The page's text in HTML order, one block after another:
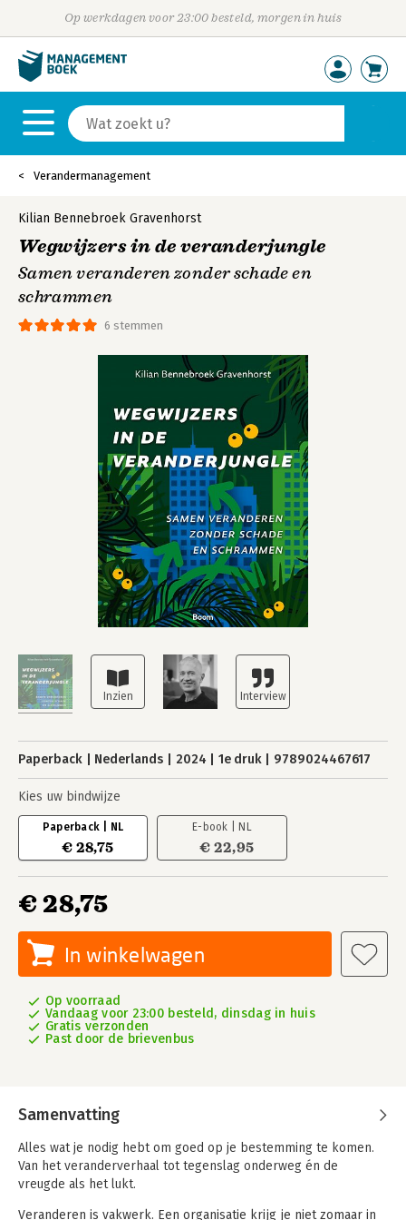
Op werkdagen voor 23:00 besteld, morgen in huis
Verandermanagement
6 stemmen
Kilian Bennebroek Gravenhorst
Wegwijzers in de veranderjungle
Samen veranderen zonder schade en
schrammen
Paperback Nederlands 2024 1e druk 9789024467617
Kies uw bindwijze
Paperback | NL
€ 28,75
E-book | NL
€ 22,95
€ 28,75
In winkelwagen
Op voorraad
Vandaag voor 23:00 besteld, dinsdag in huis
Gratis verzonden
Past door de brievenbus
Samenvatting
Alles wat je nodig hebt om goed op je bestemming te komen.
Van het veranderverhaal tot tegenslag onderweg én de
vreugde als het lukt.
Veranderen is vakwerk. Een organisatie krijg je niet zomaar in